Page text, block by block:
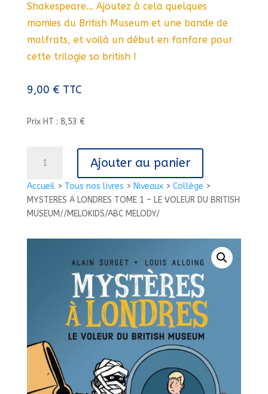
Accueil> Tous nos livres > Niveaux> Collège >
MYSTERES A LONDRES TOME 1 – LE VOLEUR DU BRITISH
MUSEUM//MELOKIDS/ABC MELODY/
Shakespeare… Ajoutez à cela quelques
momies du British Museum et une bande de
malfrats, et voilà un début en fanfare pour
cette trilogie so british !
9,00 € TTC
Prix HT : 8,53 €
MYSTERES
A
LONDRES
MUSEUM//MELOKIDS/ABC
Ajouter au panier